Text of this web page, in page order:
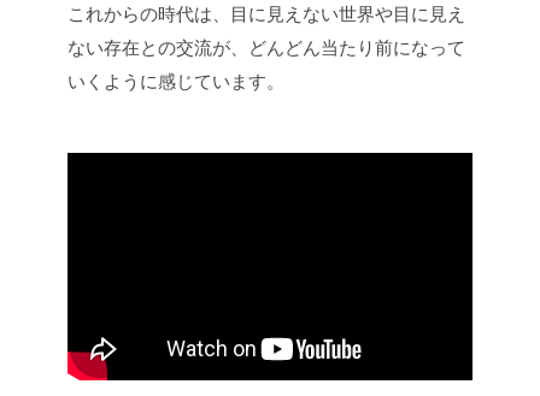
これからの時代は、目に見えない世界や目に見え
ない存在との交流が、どんどん当たり前になって
いくように感じています。